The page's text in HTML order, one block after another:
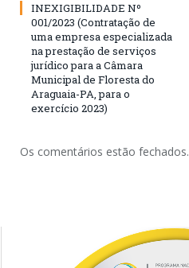
INEXIGIBILIDADE Nº
001/2023 (Contratação de
uma empresa especializada
na prestação de serviços
jurídico para a Câmara
Municipal de Floresta do
Araguaia-PA, para o
exercício 2023)
Os comentários estão fechados.